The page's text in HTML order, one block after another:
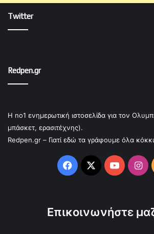
Twitter
Redpen.gr
Η no1 ενημερωτική ιστοσελίδα για τον
μπάσκετ, ερασιτέχνης).
Redpen.gr – Γιατί εδώ τα γράφουμε όλα
Facebook
X YouTube
Επικοινωνήστε